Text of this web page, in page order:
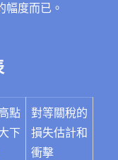
幅度而已。
點
下
對等關稅的
損失估計和
衝擊